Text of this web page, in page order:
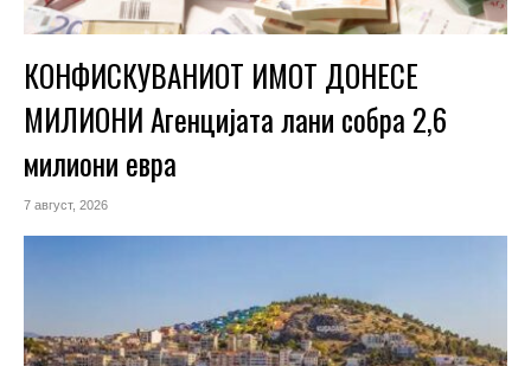
КОНФИСКУВАНИОТ ИМОТ ДОНЕСЕ
МИЛИОНИ Агенцијата лани собра 2,6
милиони евра
7 август, 2026